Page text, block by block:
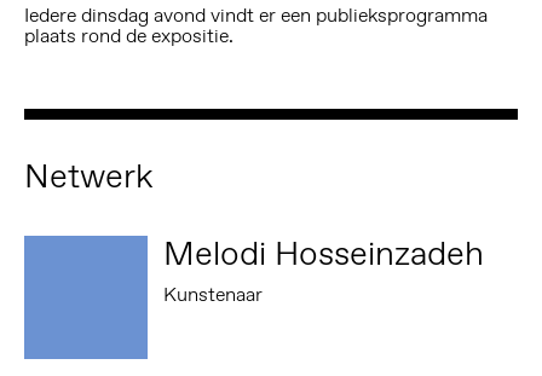
Iedere dinsdag avond vindt er een publieksprogramma
plaats rond de expositie.
Netwerk
Melodi Hosseinzadeh
Kunstenaar